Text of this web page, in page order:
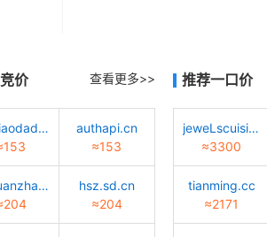
价 查看更多>>
tiaotiaodadao.com
authapi.cn
≈153
huisuanzhang.sd.cn
hsz.sd.cn
≈204
推荐一口价
jeweLscuisine.com
≈3300
tianming.cc
≈2171